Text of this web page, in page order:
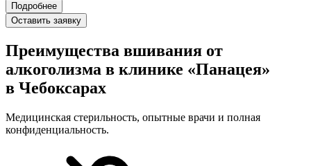
Подробнее
Оставить заявку
Преимущества вшивания от
алкоголизма в клинике «Панацея»
в Чебоксарах
Медицинская стерильность, опытные врачи и полная
конфиденциальность.